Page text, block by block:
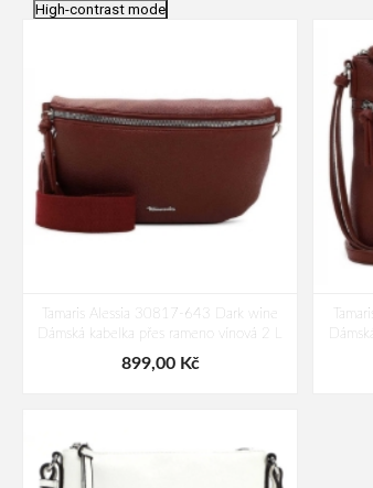
High-contrast mode
Tamaris Alessia 30817-643 Dark wine
Dámská kabelka přes rameno vínová 2 L
899,00 Kč